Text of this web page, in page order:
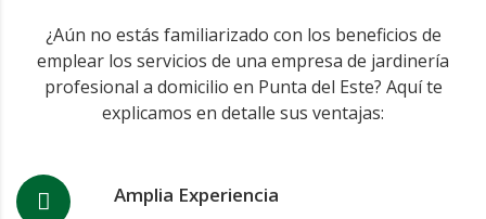
¿Aún no estás familiarizado con los beneficios de
emplear los servicios de una empresa de jardinería
profesional a domicilio en Punta del Este? Aquí te
explicamos en detalle sus ventajas:
Amplia Experiencia